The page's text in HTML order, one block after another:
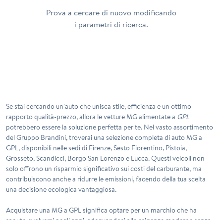
Prova a cercare di nuovo modificando
i parametri di ricerca.
Se stai cercando un'auto che unisca stile, efficienza e un ottimo
rapporto qualità-prezzo, allora le vettureMGalimentate a GPL
potrebbero essere la soluzione perfetta per te. Nel vasto assortimento
del Gruppo Brandini, troverai una selezione completa di autoMG a
GPL, disponibili nelle sedi di Firenze, Sesto Fiorentino, Pistoia,
Grosseto, Scandicci, Borgo San Lorenzo e Lucca. Questi veicoli non
solo offrono un risparmio significativo sui costi del carburante, ma
contribuiscono anche a ridurre le emissioni, facendo della tua scelta
una decisione ecologica vantaggiosa.
Acquistare una MG a GPLsignifica optare per un marchio che ha